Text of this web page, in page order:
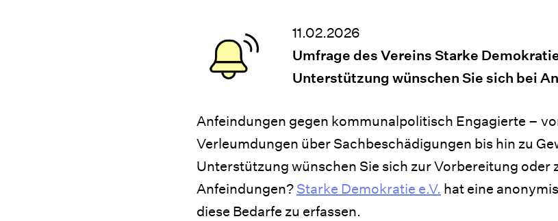
11.02.2026
Umfrage des Vereins Starke
Unterstützung wünschen Sie sich bei
Anfeindungen gegen kommunalpolitisch Engagierte –
Verleumdungen über Sachbeschädigungen bis hin zu
Unterstützung wünschen Sie sich zur Vorbereitung oder
Anfeindungen? Starke Demokratie e.V. hat eine
diese Bedarfe zu erfassen.